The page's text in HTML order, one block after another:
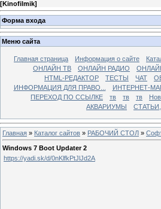
[Kinofilmik]
Форма входа
Меню сайта
Главная страница Информация о сайте
ОНЛАЙН ТВ
ОНЛАЙН РАДИО
HTML-РЕДАКТОР
ТЕСТЫ ЧАТ
ИНФОРМАЦИЯ ДЛЯ ПРАВО...
ИНТЕРНЕТ-
ПЕРЕХОД ПО ССЫЛКЕ
тв тв тв
АКВАРИУМЫ
Главная » Каталог сайтов » РАБОЧИЙ СТОЛ »
Windows 7 Boot Updater 2
https://yadi.sk/d/0nKlfkPtJlJd2A